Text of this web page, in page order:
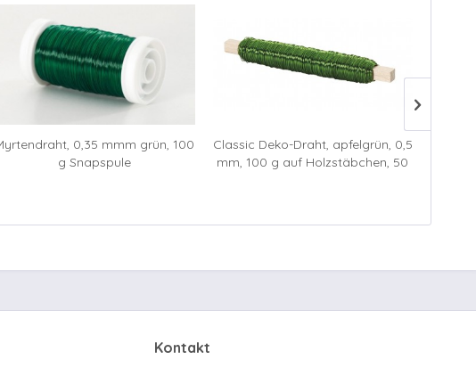
0,35 mmm grün, 100
g Snapspule
Classic Deko-Draht, apfelgrün, 0,5
mm, 100 g auf Holzstäbchen, 50
Kontakt